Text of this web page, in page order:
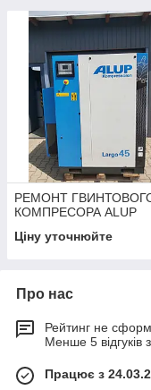
РЕМОНТ
КОМПРЕСОРА ALUP
Ціну уточнюйте
Про нас
Рейтинг не
Менше 5 відгуків
Працює з